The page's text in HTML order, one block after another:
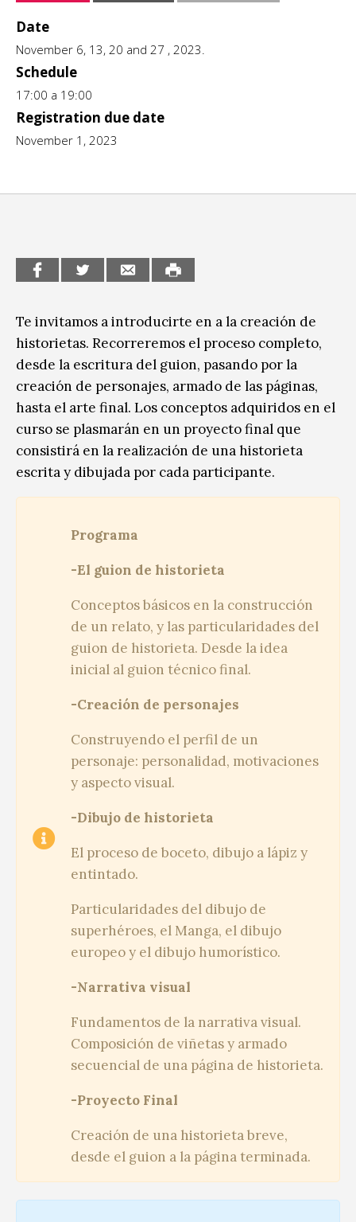
CCE en el interior/libros
Espacio itinerante de lectura infantil
Exposiciones
Formación
Género y Diversidad
Infantil y Juvenil
Sin categoría
Date
November 6, 13, 20 and 27 , 2023.
Schedule
17:00 a 19:00
Registration due date
November 1, 2023
Te invitamos a introducirte en a la creación de
historietas. Recorreremos el proceso completo,
desde la escritura del guion, pasando por la
creación de personajes, armado de las páginas,
hasta el arte final. Los conceptos adquiridos en el
curso se plasmarán en un proyecto final que
consistirá en la realización de una historieta
escrita y dibujada por cada participante.
Programa
-El guion de historieta
Conceptos básicos en la construcción
de un relato, y las particularidades del
guion de historieta. Desde la idea
inicial al guion técnico final.
-Creación de personajes
Construyendo el perfil de un
personaje: personalidad, motivaciones
y aspecto visual.
-Dibujo de historieta
El proceso de boceto, dibujo a lápiz y
entintado.
Particularidades del dibujo de
superhéroes, el Manga, el dibujo
europeo y el dibujo humorístico.
-Narrativa visual
Fundamentos de la narrativa visual.
Composición de viñetas y armado
secuencial de una página de historieta.
-Proyecto Final
Creación de una historieta breve,
desde el guion a la página terminada.